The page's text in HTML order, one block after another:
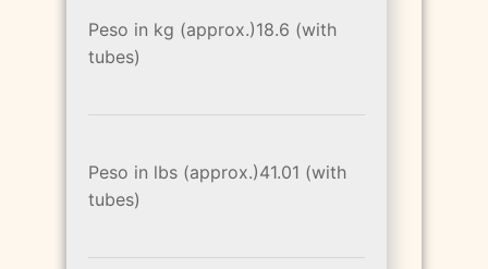
Peso in kg (approx.)18.6 (with
tubes)
Peso in lbs (approx.)41.01 (with
tubes)